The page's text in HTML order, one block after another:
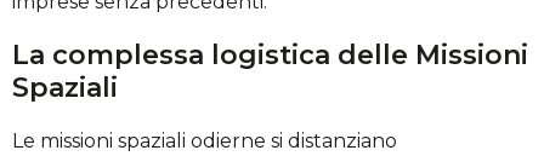
La complessa logistica delle Missioni
Spaziali
Le missioni spaziali odierne si distanziano